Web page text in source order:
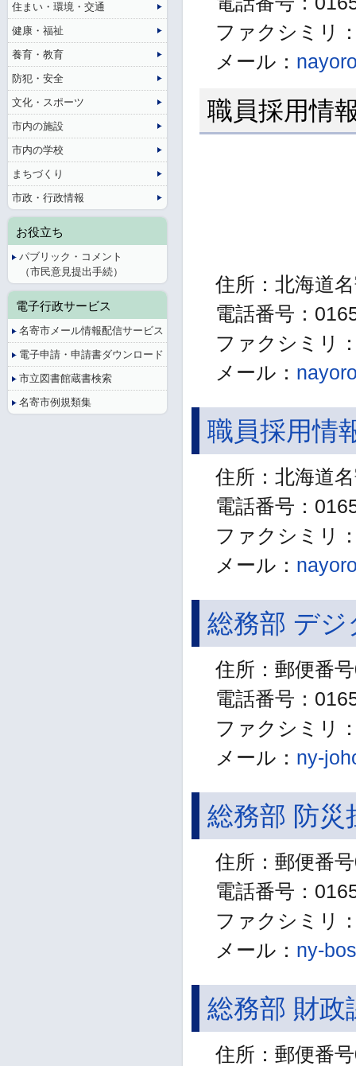
ファクシミリ
メール：
職員採用情
住所：北海道
電話番号：
ファクシミリ
メール：
職員採用情
住所：北海道
電話番号：
ファクシミリ
メール：
総務部 デジ
住所：郵便番
電話番号：
ファクシミリ
メール： ny-
総務部 防災
住所：郵便番
電話番号：
ファクシミリ
メール： ny-
総務部 財政
住所：郵便番
住まい・環境・交通
健康・福祉
養育・教育
防犯・安全
文化・スポーツ
市内の施設
市内の学校
まちづくり
市政・行政情報
お役立ち
パブリック・コメント
（市民意見提出手続）
電子行政サービス
名寄市メール情報配信サービス
電子申請・申請書ダウンロード
市立図書館蔵書検索
名寄市例規類集